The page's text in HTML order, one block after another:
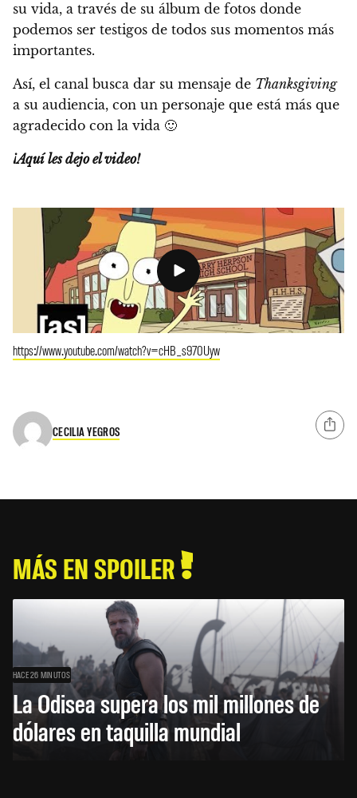
su vida, a través de su álbum de fotos donde
podemos ser testigos de todos sus momentos más
importantes.
Así, el canal busca dar su mensaje de Thanksgiving
a su audiencia, con un personaje que está más que
agradecido con la vida 🙂
¡Aquí les dejo el video!
https://www.youtube.com/watch?v=cHB_s970Uyw
CECILIA YEGROS
MÁS EN SPOILER
HACE 26 MINUTOS
La Odisea supera los mil millones de
dólares en taquilla mundial